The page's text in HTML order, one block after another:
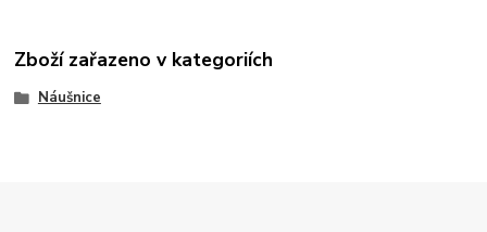
Zboží zařazeno v kategoriích
Náušnice